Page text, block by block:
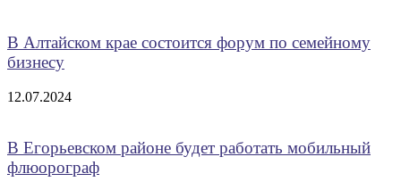
В Алтайском крае состоится форум по семейному
бизнесу
12.07.2024
В Егорьевском районе будет работать мобильный
флюорограф